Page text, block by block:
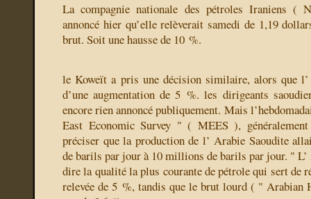
La compagnie nationale des pétroles Iraniens (
annoncé hier qu’elle relèverait samedi de 1,19
brut. Soit une hausse de 10 %.
le Koweït a pris une décision similaire, alors que l’
d’une augmentation de 5 %. les dirigeants
encore rien annoncé publiquement. Mais
East Economic Survey " ( MEES ),
préciser que la production de l’ Arabie Saoudite
de barils par jour à 10 millions de barils par jour. "
dire la qualité la plus courante de pétrole qui sert de
relevée de 5 %, tandis que le brut lourd ( " Arabian